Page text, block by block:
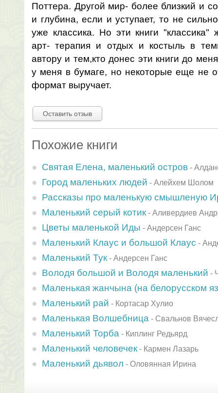
Поттера. Другой мир- более близкий и
и глубина, если и уступает, то не
уже классика. Но эти книги "классика"
арт- терапия и отдых и костыль в
автору и тем,кто донес эти книги до
у меня в бумаге, но некоторые еще не
формат выручает.
Оставить отзыв
Похожие книги
Святая Елена, маленький остров -
Город маленьких людей - Алейхем Шолом
Рассказы про маленькую смышленую
Маленький серый котик - Аливердиев
Цветы маленькой Иды - Андерсен Ганс
Маленький Клаус и большой Клаус -
Маленький Тук - Андерсен Ганс
Володя большой и Володя маленький -
Маленькая жанчына (на белорусском
Маленький рай - Кортасар Хулио
Маленькая Волшебница - Свальнов
Маленький Торба - Киплинг Редьярд
Маленький человечек - Кармен Лазарь
Маленький дьявол - Оловянная Ирина